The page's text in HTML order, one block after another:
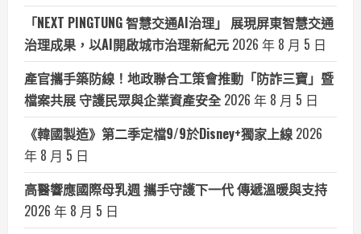
「NEXT PINGTUNG 智慧交通AI治理」 展現屏東智慧交通
治理成果，以AI開啟城市治理新紀元 2026 年 8 月 5 日
產官攜手築防線！地政聯合工策會推動「防詐三寶」暨
檔案共展 守護民眾與企業資產安全 2026 年 8 月 5 日
《韓國製造》第二季定檔9/9於Disney+獨家上線 2026
年 8 月 5 日
高醫響應國際母乳週 攜手守護下一代 傳遞溫暖與支持
2026 年 8 月 5 日